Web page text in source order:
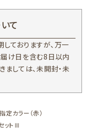
て
ておりますが、万一
届け日を含む8日以内
ましては、未開封・未
指定カラー（赤）
ットⅢ